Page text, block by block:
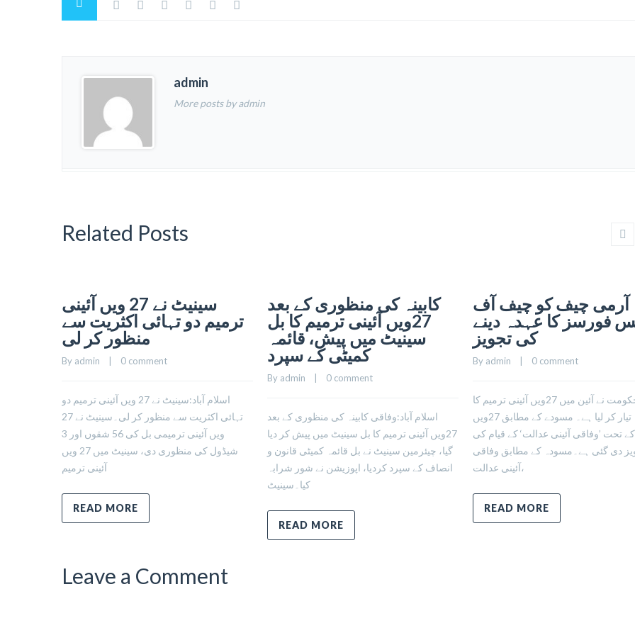
admin
More posts by admin
Related Posts
سینیٹ نے 27 ویں آئینی
ترمیم دو تہائی اکثریت سے
منظور کر لی
By admin 0 comment
اسلام آباد:سینیٹ نے 27 ویں آئینی ترمیم دو
تہائی اکثریت سے منظور کر لی۔سینیٹ نے 27
ویں آئینی ترمیمی بل کی 56 شقوں اور 3
شیڈول کی منظوری دی، سینیٹ میں 27 ویں
آئینی ترمیم
READ MORE
کابینہ کی منظوری کے بعد
27ویں آئینی ترمیم کا بل
سینیٹ میں پیش، قائمہ
کمیٹی کے سپرد
By admin 0 comment
اسلام آباد:وفاقی کابینہ کی منظوری کے بعد
27ویں آئینی ترمیم کا بل سینیٹ میں پیش کر دیا
گیا، چیئرمین سینیٹ نے بل قائمہ کمیٹی قانون و
انصاف کے سپرد کردیا، اپوزیشن نے شور شرابہ
کیا۔سینیٹ
READ MORE
آرمی چیف کو چیف آف
فورسز کا عہدہ دینے
کی تجویز
By admin 0 comment
حکومت نے آئین میں 27ویں آئینی ترمیم کا
مسودہ تیار کر لیا ہے۔ مسودے کے مطابق 27ویں
تحت ’وفاقی آئینی عدالت‘ کے قیام کی
دی گئی ہے۔مسودہ کے مطابق وفاقی
آئینی عدالت،
READ MORE
Leave a Comment